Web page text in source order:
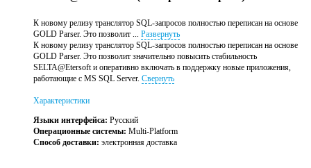
К новому релизу транслятор SQL-запросов полностью переписан на основе
GOLD Parser. Это позволит ... Развернуть
К новому релизу транслятор SQL-запросов полностью переписан на основе
GOLD Parser. Это позволит значительно повысить стабильность
SELTA@Etersoft и оперативно включать в поддержку новые приложения,
работающие с MS SQL Server. Свернуть
Характеристики
Языки интерфейса: Русский
Операционные системы: Multi-Platform
Способ доставки: электронная доставка